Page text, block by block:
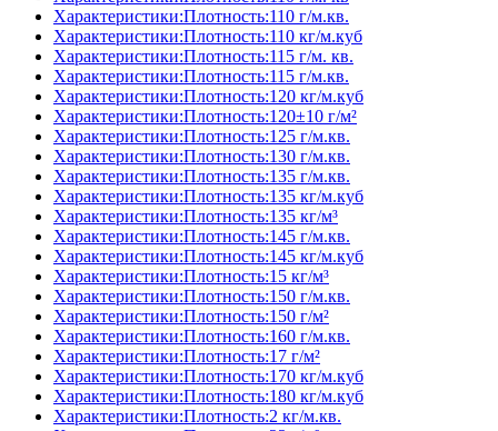
Характеристики:Плотность:110 г/м.кв.
Характеристики:Плотность:110 кг/м.куб
Характеристики:Плотность:115 г/м. кв.
Характеристики:Плотность:115 г/м.кв.
Характеристики:Плотность:120 кг/м.куб
Характеристики:Плотность:120±10 г/м²
Характеристики:Плотность:125 г/м.кв.
Характеристики:Плотность:130 г/м.кв.
Характеристики:Плотность:135 г/м.кв.
Характеристики:Плотность:135 кг/м.куб
Характеристики:Плотность:135 кг/м³
Характеристики:Плотность:145 г/м.кв.
Характеристики:Плотность:145 кг/м.куб
Характеристики:Плотность:15 кг/м³
Характеристики:Плотность:150 г/м.кв.
Характеристики:Плотность:150 г/м²
Характеристики:Плотность:160 г/м.кв.
Характеристики:Плотность:17 г/м²
Характеристики:Плотность:170 кг/м.куб
Характеристики:Плотность:180 кг/м.куб
Характеристики:Плотность:2 кг/м.кв.